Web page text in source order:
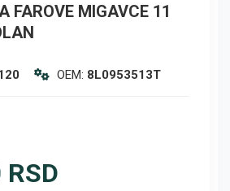
FAROVE MIGAVCE 11
OEM: 8L0953513T